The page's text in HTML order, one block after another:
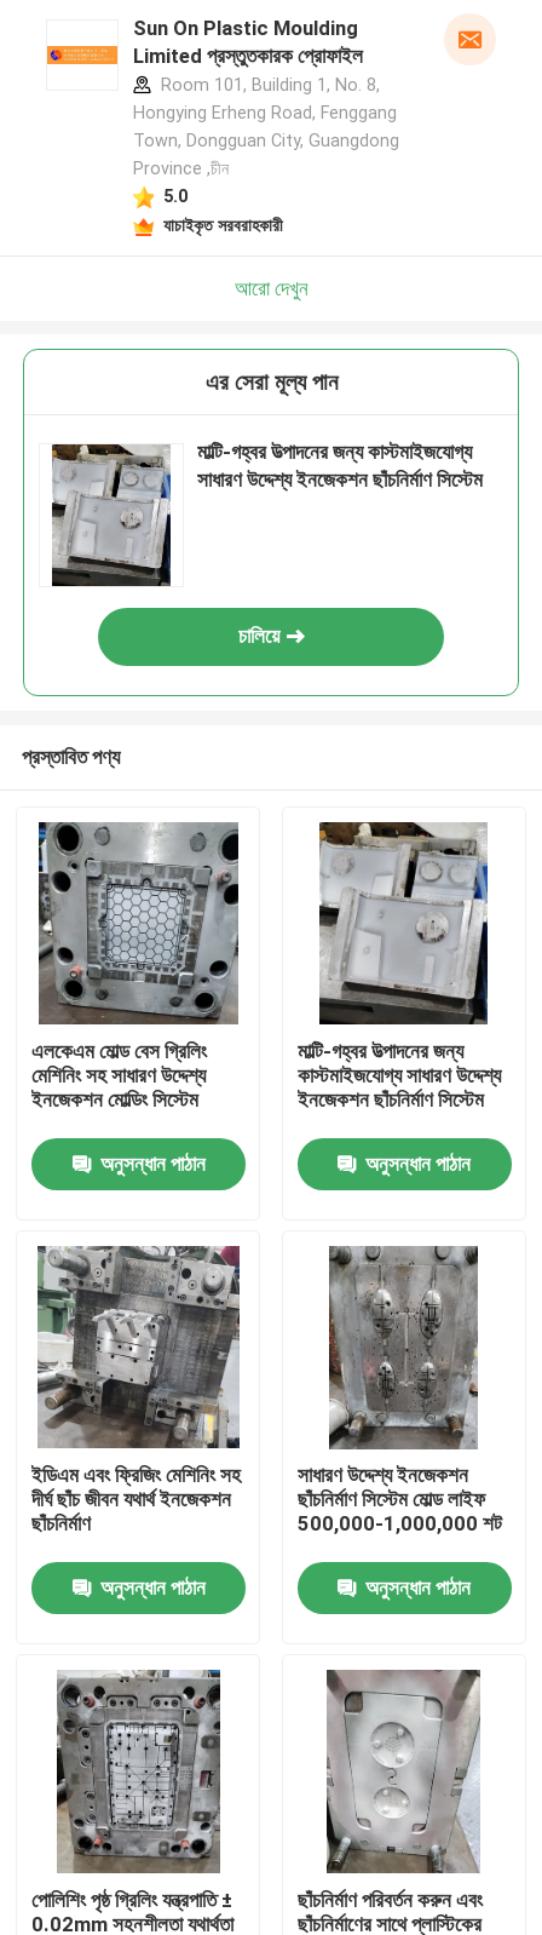
পণ্য
ভিডিও
আমাদের সম্পর্কে
কারখানা ভ্রমণ
মান নিয়ন্ত্রণ
উদ্ধৃতির জন্য আবেদন
ইনজেকশন ঢালাই অংশ
প্লাস্টিকের চটকানো অংশ
যথার্থ ইনজেকশন ছাঁচনির্মাণ
Sun On Plastic Moulding
Limited প্রস্তুতকারক প্রোফাইল
Room 101, Building 1, No. 8,
Hongying Erheng Road, Fenggang
Town, Dongguan City, Guangdong
Province ,চীন
5.0
যাচাইকৃত সরবরাহকারী
আরো দেখুন
এর সেরা মূল্য পান
মাল্টি-গহ্বর উত্পাদনের জন্য কাস্টমাইজযোগ্য
সাধারণ উদ্দেশ্য ইনজেকশন ছাঁচনির্মাণ সিস্টেম
চালিয়ে
প্রস্তাবিত পণ্য
এলকেএম মোল্ড বেস গ্রিলিং
মেশিনিং সহ সাধারণ উদ্দেশ্য
ইনজেকশন মোল্ডিং সিস্টেম
অনুসন্ধান পাঠান
মাল্টি-গহ্বর উত্পাদনের জন্য
কাস্টমাইজযোগ্য সাধারণ উদ্দেশ্য
ইনজেকশন ছাঁচনির্মাণ সিস্টেম
অনুসন্ধান পাঠান
ইডিএম এবং ফ্রিজিং মেশিনিং সহ
দীর্ঘ ছাঁচ জীবন যথার্থ ইনজেকশন
ছাঁচনির্মাণ
অনুসন্ধান পাঠান
সাধারণ উদ্দেশ্য ইনজেকশন
ছাঁচনির্মাণ সিস্টেম মোল্ড লাইফ
500,000-1,000,000 শট
অনুসন্ধান পাঠান
পোলিশিং পৃষ্ঠ গ্রিলিং যন্ত্রপাতি ±
0.02mm সহনশীলতা যথার্থতা
ছাঁচনির্মাণ পরিবর্তন করুন এবং
ছাঁচনির্মাণের সাথে প্লাস্টিকের